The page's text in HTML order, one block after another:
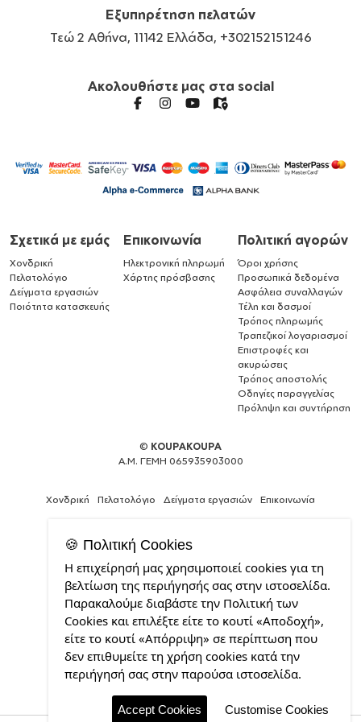
Εξυπηρέτηση πελατών
Τεώ 2 Αθήνα, 11142 Ελλάδα, +302152151246
Ακολουθήστε μας στα social
Σχετικά με εμάς
Χονδρική
Πελατολόγιο
Δείγματα εργασιών
Ποιότητα κατασκευής
Επικοινωνία
Ηλεκτρονική πληρωμή
Χάρτης πρόσβασης
Πολιτική αγορών
Όροι χρήσης
Προσωπικά δεδομένα
Ασφάλεια συναλλαγών
Τέλη και δασμοί
Τρόπος πληρωμής
Τραπεζικοί λογαριασμοί
Επιστροφές και
ακυρώσεις
Τρόπος αποστολής
Οδηγίες παραγγελίας
Πρόληψη και συντήρηση
© KOUPAKOUPA
Α.Μ. ΓΕΜΗ 065935903000
Χονδρική Πελατολόγιο Δείγματα εργασιών Επικοινωνία
Web
Design,
Social
Media
&
SEO
Agency
από
την
CDL.gr
🍪 Πολιτική Cookies
Η επιχείρησή μας χρησιμοποιεί cookies για τη
βελτίωση της περιήγησής σας στην ιστοσελίδα.
Παρακαλούμε διαβάστε την Πολιτική των
Cookies και επιλέξτε είτε το κουτί «Αποδοχή»,
είτε το κουτί «Απόρριψη» σε περίπτωση που
δεν επιθυμείτε τη χρήση cookies κατά την
περιήγησή σας στην παρούσα ιστοσελίδα.
Accept Cookies Customise Cookies